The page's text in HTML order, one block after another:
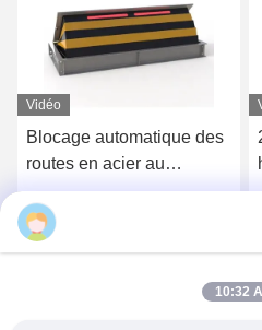
Vidéo
20 mm d'épaisseur Bloc
hydraulique de la route
1000 mm de hauteur
Interception peu profonde
montée
Obtenez le meilleur prix
10:32